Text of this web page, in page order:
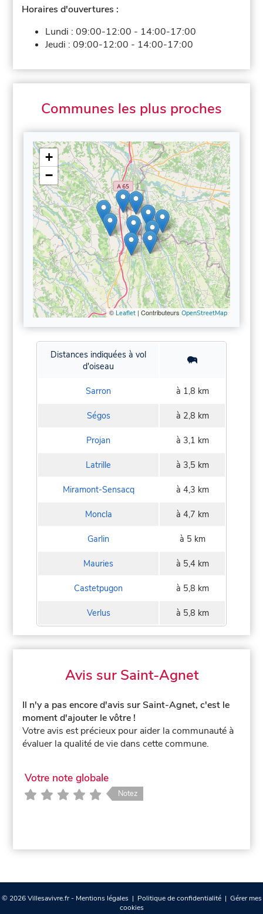
Horaires d'ouvertures :
Lundi :09:00-12:00 - 14:00-17:00
Jeudi :09:00-12:00 - 14:00-17:00
Communes les plus proches
+
−
© Leaflet| Contributeurs OpenStreetMap
Distances indiquées à vol
d'oiseau
Sarron à 1,8 km
Ségos à 2,8 km
Projan à 3,1 km
Latrille à 3,5 km
Miramont-Sensacq à 4,3 km
Moncla à 4,7 km
Garlin à 5 km
Mauries à 5,4 km
Castetpugon à 5,8 km
Verlus à 5,8 km
Avis sur Saint-Agnet
Il n'y a pas encore d'avis sur Saint-Agnet, c'est le
moment d'ajouter le vôtre !
Votre avis est précieux pour aider la communauté à
évaluer la qualité de vie dans cette commune.
Votre note globale
Notez
© 2026 Villesavivre.fr - Mentions légales| Politique de confidentialité| Gérer mes
cookies